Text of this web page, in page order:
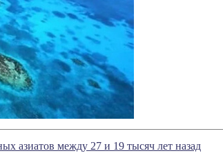
азиатов между 27 и 19 тысяч лет назад